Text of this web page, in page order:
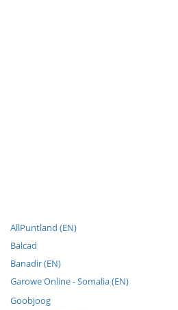
AllPuntland (EN)
Balcad
Banadir (EN)
Garowe Online - Somalia (EN)
Goobjoog